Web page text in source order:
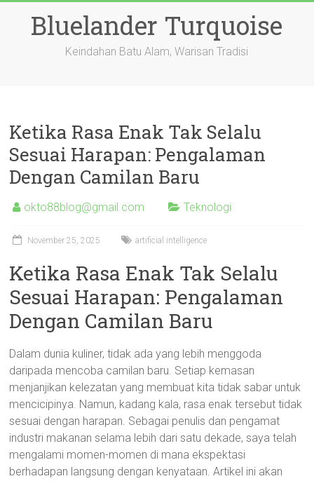
contentBluelander Turquoise
Keindahan Batu Alam, Warisan Tradisi
Ketika Rasa Enak Tak Selalu
Sesuai Harapan: Pengalaman
Dengan Camilan Baru
okto88blog@gmail.com Teknologi
November 25, 2025 artificial intelligence
Ketika Rasa Enak Tak Selalu
Sesuai Harapan: Pengalaman
Dengan Camilan Baru
Dalam dunia kuliner, tidak ada yang lebih menggoda
daripada mencoba camilan baru. Setiap kemasan
menjanjikan kelezatan yang membuat kita tidak sabar untuk
mencicipinya. Namun, kadang kala, rasa enak tersebut tidak
sesuai dengan harapan. Sebagai penulis dan pengamat
industri makanan selama lebih dari satu dekade, saya telah
mengalami momen-momen di mana ekspektasi
berhadapan langsung dengan kenyataan. Artikel ini akan